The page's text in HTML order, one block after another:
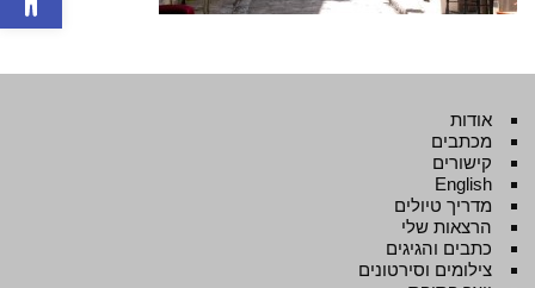
אודות
מכתבים
קישורים
English
מדריך טיולים
הרצאות שלי
כתבים והגיגים
צילומים וסירטונים